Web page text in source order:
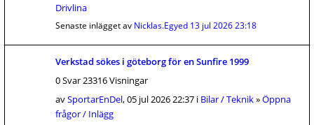
Drivlina
Senaste inlägget av Nicklas.Egyed 13 jul 2026 23:18
Verkstad sökes i göteborg för en Sunfire 1999
0 Svar 23316 Visningar
avSportarEnDel, 05 jul 2026 22:37 i Bilar / Teknik»Öppna
frågor / Inlägg